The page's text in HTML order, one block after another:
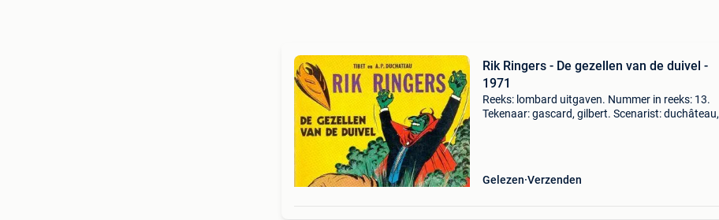
Rik Ringers - De gezellen van de duivel -
1971
Reeks: lombard uitgaven. Nummer in reeks: 13.
Tekenaar: gascard, gilbert. Scenarist: duchâteau,
Gelezen Verzenden